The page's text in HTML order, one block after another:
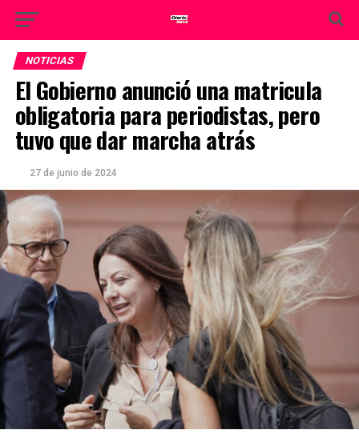
NOTICIAS
El Gobierno anunció una matricula
obligatoria para periodistas, pero
tuvo que dar marcha atrás
27 de junio de 2024